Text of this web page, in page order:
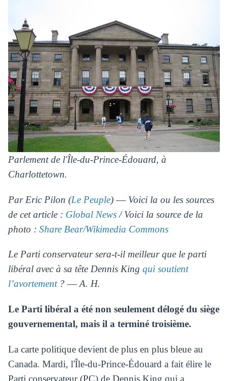
Parlement de l'Île-du-Prince-Édouard, à
Charlottetown.
Par Eric Pilon (Le Peuple) ― Voici la ou les sources
de cet article : Global News/ Voici la source de la
photo : Share Bear/Wikimedia Commons
Le Parti conservateur sera-t-il meilleur que le parti
libéral avec à sa tête Dennis King qui soutient
l’avortement? ― A. H.
Le Parti libéral a été non seulement délogé du siège
gouvernemental, mais il a terminé troisième.
La carte politique devient de plus en plus bleue au
Canada. Mardi, l'Île-du-Prince-Édouard a fait élire le
Parti conservateur (PC) de Dennis King qui a